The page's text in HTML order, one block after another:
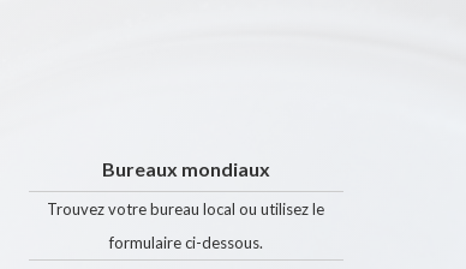
Bureaux mondiaux
Trouvez votre bureau local ou utilisez le
formulaire ci-dessous.